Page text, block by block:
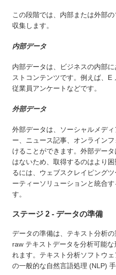
この段階では、内部または外部
収集します。
内部データ
内部データは、ビジネスの内部
ストコンテンツです。例えば、E
従業員アンケートなどです。
外部データ
外部データは、ソーシャルメデ
ー、ニュース記事、オンライン
けることができます。外部デー
はないため、取得するのはより
るには、ウェブスクレイピング
ーティーソリューションと統合
す。
ステージ 2 - データの準備
データの準備は、テキスト分析の
raw テキストデータを分析可能
れます。テキスト分析ソフトウ
の一般的な自然言語処理 (NLP)